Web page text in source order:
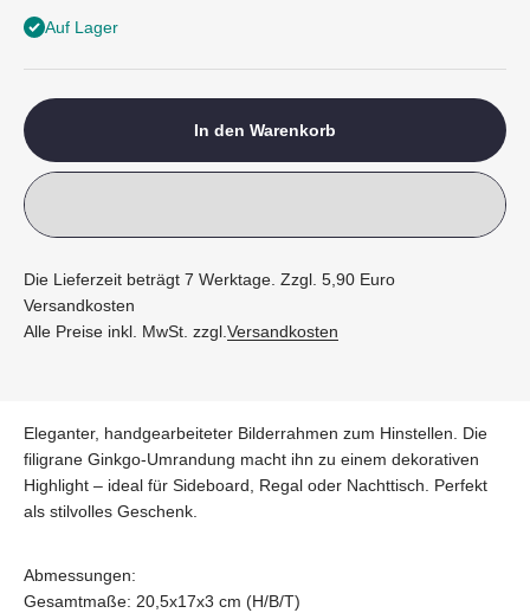
Auf Lager
In den Warenkorb
Die Lieferzeit beträgt 7 Werktage. Zzgl. 5,90 Euro
Versandkosten
Alle Preise inkl. MwSt. zzgl. Versandkosten
Eleganter, handgearbeiteter Bilderrahmen zum Hinstellen. Die
filigrane Ginkgo-Umrandung macht ihn zu einem dekorativen
Highlight – ideal für Sideboard, Regal oder Nachttisch. Perfekt
als stilvolles Geschenk.
Abmessungen:
Gesamtmaße: 20,5x17x3 cm (H/B/T)